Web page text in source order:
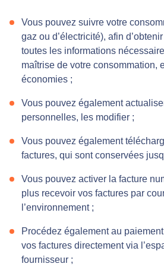
Vous pouvez suivre votre
gaz ou d’électricité), afin
toutes les informations
maîtrise de votre consommation,
économies ;
Vous pouvez également
personnelles, les modifier ;
Vous pouvez également
factures, qui sont conservées
Vous pouvez activer la facture
plus recevoir vos factures par
l’environnement ;
Procédez également au
vos factures directement via
fournisseur ;